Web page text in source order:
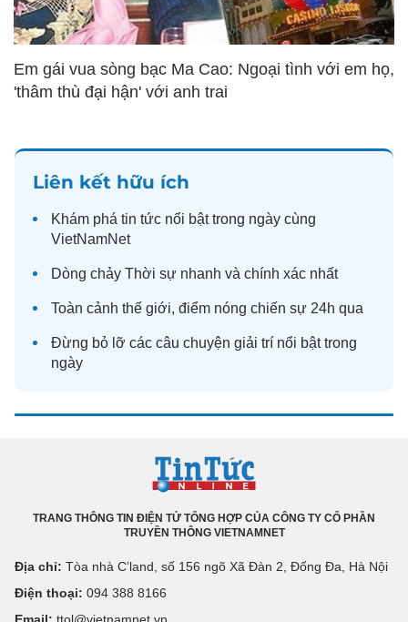
Em gái vua sòng bạc Ma Cao: Ngoại tình với em họ,
'thâm thù đại hận' với anh trai
Liên kết hữu ích
Khám phá tin tức nổi bật trong ngày cùng
VietNamNet
Dòng chảy Thời sự nhanh và chính xác nhất
Toàn cảnh thế giới, điểm nóng chiến sự 24h qua
Đừng bỏ lỡ các câu chuyện giải trí nổi bật trong
ngày
TRANG THÔNG TIN ĐIỆN TỬ TỔNG HỢP CỦA CÔNG TY CỔ PHẦN
TRUYỀN THÔNG VIETNAMNET
Địa chỉ: Tòa nhà C’land, số 156 ngõ Xã Đàn 2, Đống Đa, Hà Nội
Điện thoại: 094 388 8166